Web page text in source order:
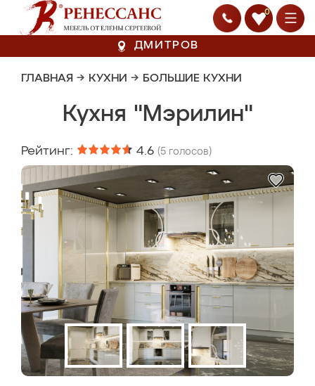
0
ДМИТРОВ
ГЛАВНАЯ → КУХНИ → БОЛЬШИЕ КУХНИ
Кухня "Мэрилин"
Рейтинг: 4.6 (5 голосов)